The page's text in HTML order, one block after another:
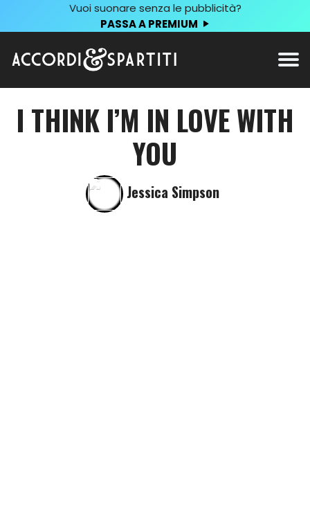
Vuoi suonare senza le pubblicità?
PASSA A PREMIUM
I THINK I’M IN LOVE WITH
YOU
Jessica Simpson